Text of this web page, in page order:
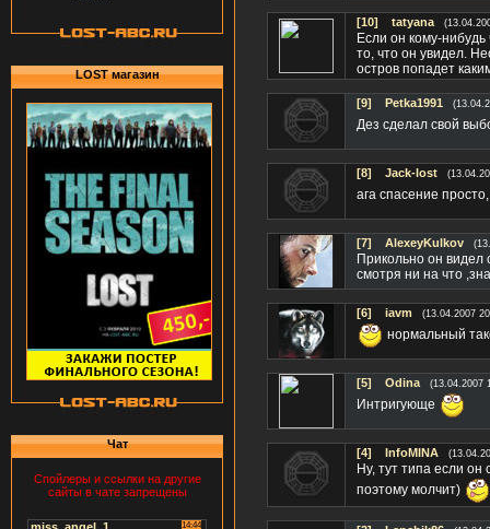
LOST магазин
Чат
Спойлеры и ссылки на другие
сайты в чате запрещены
[10] tatyana
Если он кому-
то, что он увидел.
остров попадет
[9] Petka1991
Дез сделал свой
[8] Jack-lost
ага спасение
[7] AlexeyKulkov
Прикольно он видел
смотря ни на что
[6] iavm (13.04.2007
нормальный
[5] Odina (13.04.2007
Интригующе
[4] InfoMINA
Ну, тут типа если
поэтому молчит)